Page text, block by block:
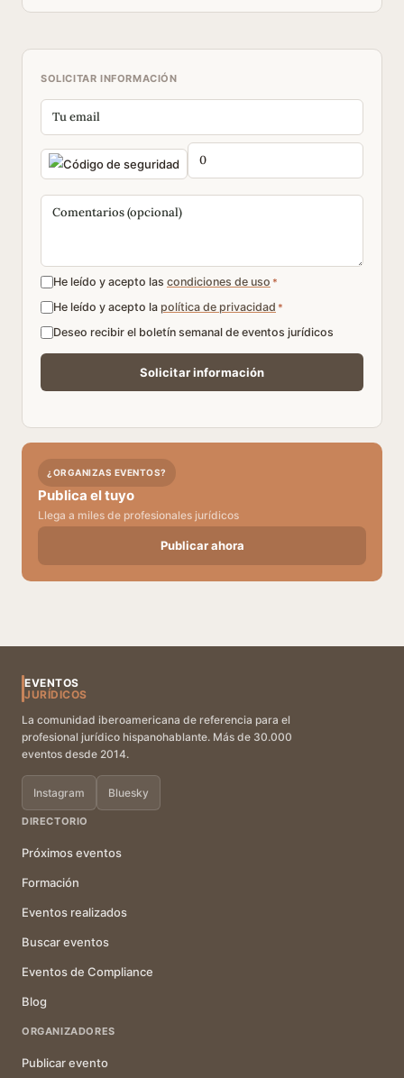
SOLICITAR INFORMACIÓN
He leído y acepto las condiciones de uso *
He leído y acepto la política de privacidad *
Deseo recibir el boletín semanal de eventos jurídicos
¿ORGANIZAS EVENTOS?
Publica el tuyo
Llega a miles de profesionales jurídicos
Publicar ahora
EVENTOS
JURÍDICOS
La comunidad iberoamericana de referencia para el
profesional jurídico hispanohablante. Más de 30.000
eventos desde 2014.
Instagram Bluesky
DIRECTORIO
Próximos eventos
Formación
Eventos realizados
Buscar eventos
Eventos de Compliance
Blog
ORGANIZADORES
Publicar evento